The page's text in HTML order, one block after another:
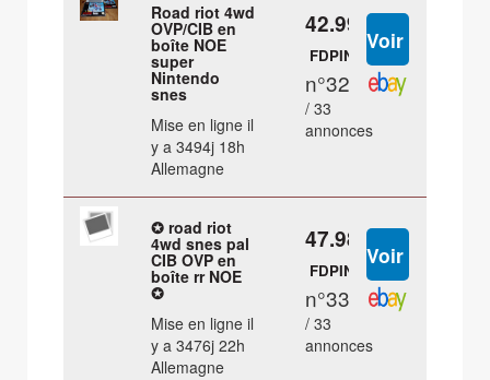
Road riot 4wd
OVP/CIB en
boîte NOE
super
Nintendo
snes
Mise en ligne il
y a 3494j 18h
Allemagne
42.99 €
FDPIN
n°32
/ 33
annonces
✪ road riot
4wd snes pal
CIB OVP en
boîte rr NOE
✪
Mise en ligne il
y a 3476j 22h
Allemagne
47.98 €
FDPIN
n°33
/ 33
annonces